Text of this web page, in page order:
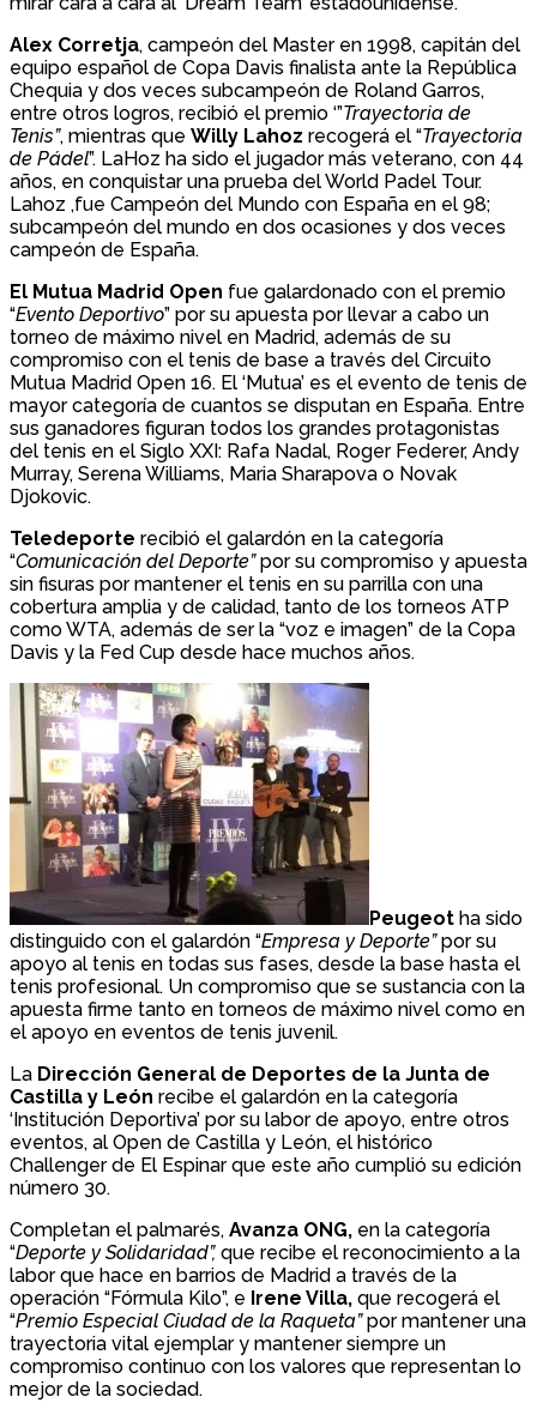
Alex Corretja, campeón del Master en 1998, capitán del
equipo español de Copa Davis finalista ante la República
Chequia y dos veces subcampeón de Roland Garros,
entre otros logros, recibió el premio ‘”Trayectoria de
Tenis”, mientras que Willy Lahoz recogerá el “Trayectoria
de Pádel”. LaHoz ha sido el jugador más veterano, con 44
años, en conquistar una prueba del World Padel Tour.
Lahoz ,fue Campeón del Mundo con España en el 98;
subcampeón del mundo en dos ocasiones y dos veces
campeón de España.
El Mutua Madrid Open fue galardonado con el premio
“Evento Deportivo” por su apuesta por llevar a cabo un
torneo de máximo nivel en Madrid, además de su
compromiso con el tenis de base a través del Circuito
Mutua Madrid Open 16. El ‘Mutua’ es el evento de tenis de
mayor categoría de cuantos se disputan en España. Entre
sus ganadores figuran todos los grandes protagonistas
del tenis en el Siglo XXI: Rafa Nadal, Roger Federer, Andy
Murray, Serena Williams, Maria Sharapova o Novak
Djokovic.
Teledeporte recibió el galardón en la categoría
“Comunicación del Deporte”por su compromiso y apuesta
sin fisuras por mantener el tenis en su parrilla con una
cobertura amplia y de calidad, tanto de los torneos ATP
como WTA, además de ser la “voz e imagen” de la Copa
Davis y la Fed Cup desde hace muchos años.
Peugeot ha sido
distinguido con el galardón “Empresa y Deporte”por su
apoyo al tenis en todas sus fases, desde la base hasta el
tenis profesional. Un compromiso que se sustancia con la
apuesta firme tanto en torneos de máximo nivel como en
el apoyo en eventos de tenis juvenil.
La Dirección General de Deportes de la Junta de
Castilla y León recibe el galardón en la categoría
‘Institución Deportiva’ por su labor de apoyo, entre otros
eventos, al Open de Castilla y León, el histórico
Challenger de El Espinar que este año cumplió su edición
número 30.
Completan el palmarés, Avanza ONG, en la categoría
“Deporte y Solidaridad”, que recibe el reconocimiento a la
labor que hace en barrios de Madrid a través de la
operación “Fórmula Kilo”, e Irene Villa, que recogerá el
“Premio Especial Ciudad de la Raqueta”por mantener una
trayectoria vital ejemplar y mantener siempre un
compromiso continuo con los valores que representan lo
mejor de la sociedad.